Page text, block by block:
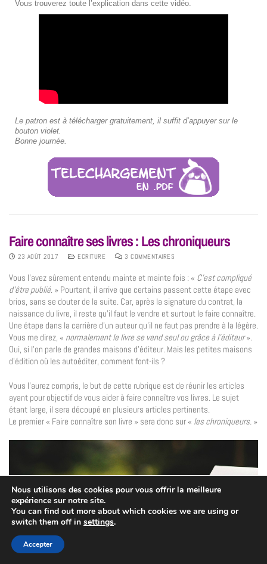
Vous trouverez toute l’explication dans cette vidéo.
Le patron est à télécharger gratuitement, il suffit d’appuyer sur le
bouton violet.
Bonne journée.
Faire connaître ses livres : Les chroniqueurs
23 AOÛT 2017 ECRITURE 3 COMMENTAIRES
Vous l’avez sûrement entendu mainte et mainte fois : « C’est compliqué
d’être publié. » Pourtant, il arrive que certains passent cette étape avec
brios, sans se douter de la suite. Car, après la signature du contrat, la
naissance du livre, il reste qu’il faut le vendre et surtout le faire connaître.
Une étape dans la carrière d’un auteur qu’il ne faut pas prendre à la légère.
Vous me direz, « normalement le livre se vend seul ou grâce à l’éditeur».
Oui, si l’on parle de grandes maisons d’éditeur. Mais les petites maisons
d’édition où les autoéditer, comment font-ils ?
Vous l’aurez compris, le but de cette rubrique est de réunir les articles
ayant pour objectif de vous aider à faire connaître vos livres. Le sujet
étant large, il sera découpé en plusieurs articles pertinents.
Le premier « Faire connaître son livre » sera donc sur « les chroniqueurs. »
Nous utilisons des cookies pour vous offrir la meilleure
expérience sur notre site.
You can find out more about which cookies we are using or
switch them off in settings.
Accepter